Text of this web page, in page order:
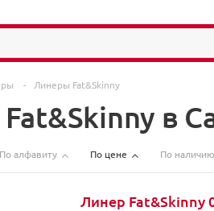
- Линеры Fat&Skinny
в
По алфавиту По цене По наличию
Линер Fat&Skinny